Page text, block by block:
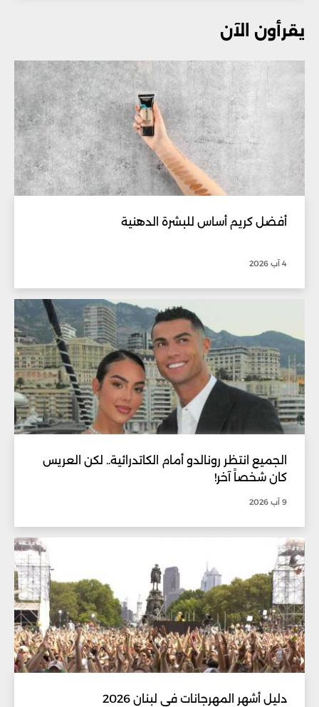
يقرأون الآن
أفضل كريم أساس للبشرة الدهنية
4 آب 2026
الجميع انتظر رونالدو أمام الكاتدرائية.. لكن العريس
كان شخصاً آخر!
9 آب 2026
دليل أشهر المهرجانات في لبنان 2026